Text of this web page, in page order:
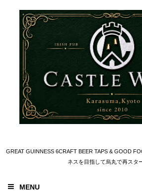
GREAT GUINNESS 6CRAFT BEER TAPS & GOOD
ネスを目指して烏丸で再スタ
MENU